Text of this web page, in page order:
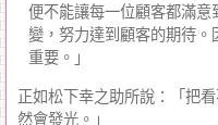
便不能讓每一位顧客都滿
變，努力達到顧客的期待
重要。」
正如松下幸之助所說：「把
然會發光。」